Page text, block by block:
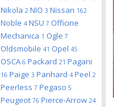
Nikola 2 NIO 3 Nissan 162
Noble 4 NSU 7 Officine
Mechanica 1 Ogle 7
Oldsmobile 41 Opel 45
OSCA 6 Packard 21 Pagani
16 Paige 3 Panhard 4 Peel 2
Peerless 7 Pegaso 5
Peugeot 76 Pierce-Arrow 24